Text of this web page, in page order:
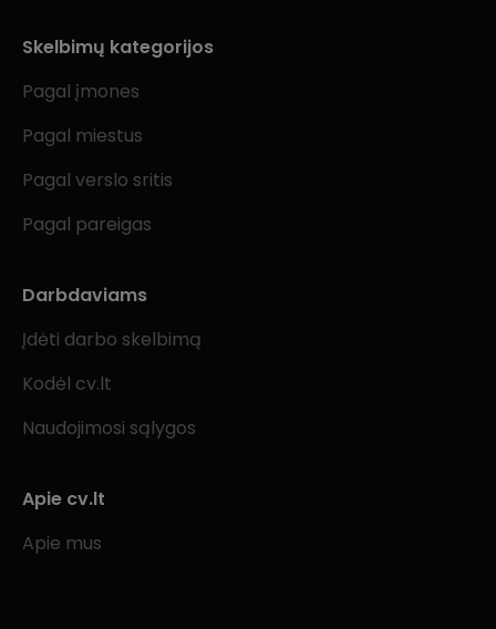
Skelbimų kategorijos
Pagal įmones
Pagal miestus
Pagal verslo sritis
Pagal pareigas
Darbdaviams
Įdėti darbo skelbimą
Kodėl cv.lt
Naudojimosi sąlygos
Apie cv.lt
Apie mus